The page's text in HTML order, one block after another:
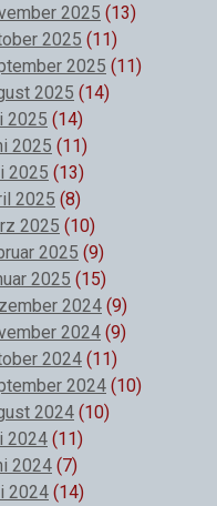
2025 (13)
2025 (11)
2025 (11)
2025 (14)
2025 (14)
2025 (11)
2025 (13)
2025 (8)
2025 (10)
2025 (9)
2025 (15)
2024 (9)
2024 (9)
2024 (11)
2024 (10)
2024 (10)
2024 (11)
2024 (7)
2024 (14)